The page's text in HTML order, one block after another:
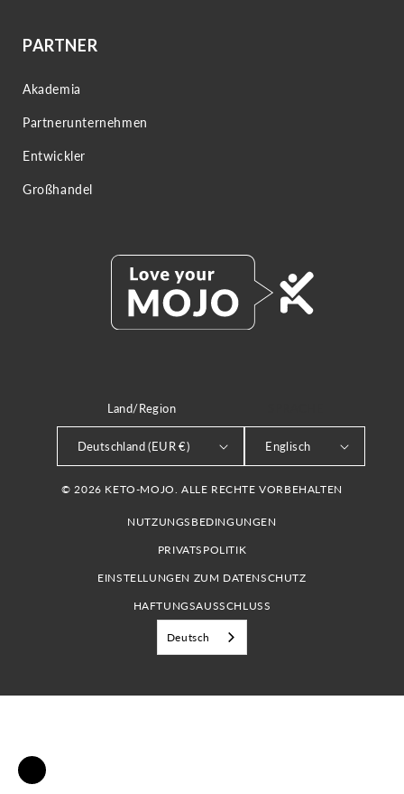
PARTNER
Akademia
Partnerunternehmen
Entwickler
Großhandel
Land/Region
Deutschland (EUR €) Englisch
© 2026 KETO-MOJO. ALLE RECHTE VORBEHALTEN
NUTZUNGSBEDINGUNGEN
PRIVATSPOLITIK
EINSTELLUNGEN ZUM DATENSCHUTZ
HAFTUNGSAUSSCHLUSS
Deutsch